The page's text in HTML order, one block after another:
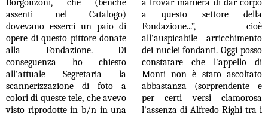
Borgonzoni, che (benché
assenti nel Catalogo)
dovevano esserci un paio di
opere di questo pittore donate
alla Fondazione. Di
conseguenza ho chiesto
all'attuale Segretaria la
scannerizzazione di foto a
colori di queste tele, che avevo
visto riprodotte in b/n in una
a trovar maniera di dar corpo
a questo settore della
Fondazione...”, cioè
all'auspicabile arricchimento
dei nuclei fondanti. Oggi posso
constatare che l'appello di
Monti non è stato ascoltato
abbastanza (sorprendente e
per certi versi clamorosa
l'assenza di Alfredo Righi tra i